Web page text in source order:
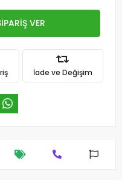
VER
İade ve Değişim